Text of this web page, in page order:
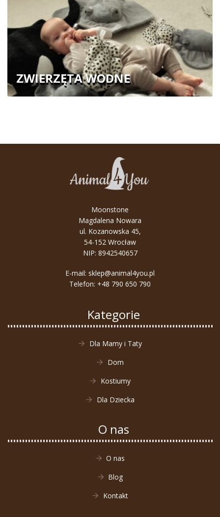
ZWIERZĘTA WODNE
Moonstone
Magdalena Nowara
ul. Kozanowska 45,
54-152 Wrocław
NIP: 8942540657
E-mail: sklep@animal4you.pl
Telefon: +48 790 650 790
Kategorie
Dla Mamy i Taty
Dom
Kostiumy
Dla Dziecka
O nas
O nas
Blog
Kontakt